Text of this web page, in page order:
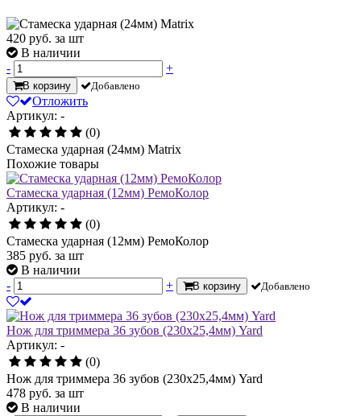
420 руб. за шт
В наличии
-
+
В корзину Добавлено
Отложить
Артикул: -
(0)
Стамеска ударная (24мм) Matrix
Похожие товары
Стамеска ударная (12мм) РемоКолор
Артикул: -
(0)
Стамеска ударная (12мм) РемоКолор
385 руб. за шт
В наличии
-
+ В корзину Добавлено
Нож для триммера 36 зубов (230х25,4мм) Yard
Артикул: -
(0)
Нож для триммера 36 зубов (230х25,4мм) Yard
478 руб. за шт
В наличии